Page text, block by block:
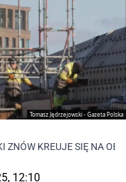
Tomasz Jędrzejowski - Gazeta Polska
ZNÓW KREUJE SIĘ NA
12:10